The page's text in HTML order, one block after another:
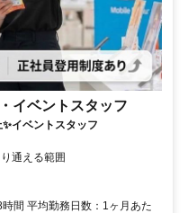
イベントスタッフ
イベントスタッフ
通える範囲
間 平均勤務日数：1ヶ月あた